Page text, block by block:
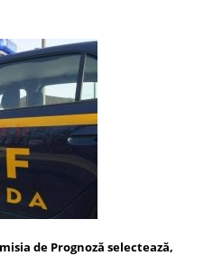
de Prognoză selectează,